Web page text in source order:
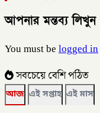
আপনার মন্তব্য লিখুন
You must belogged in
সবচেয়ে বেশি পঠিত
আজ এই সপ্তাহ এই মাস